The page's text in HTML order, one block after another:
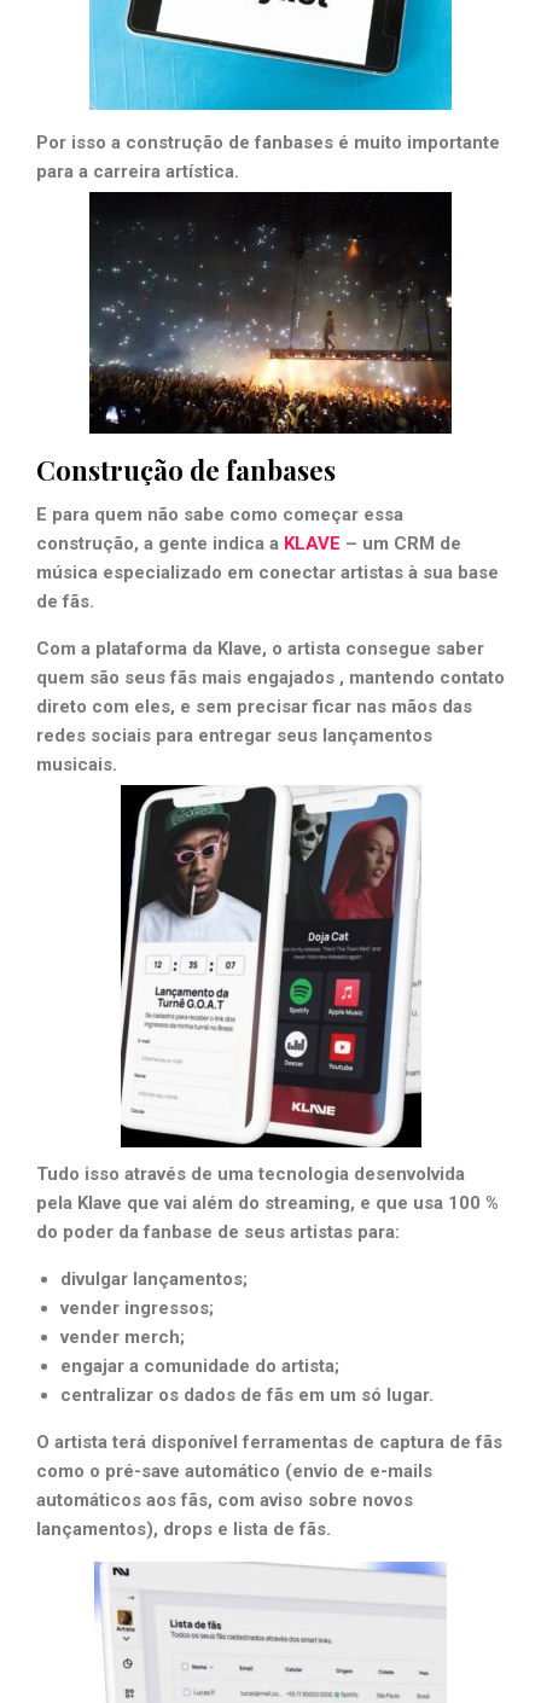
Por isso a construção de fanbases é muito importante
para a carreira artística.
Construção de fanbases
E para quem não sabe como começar essa
construção, a gente indica a KLAVE – um CRM de
música especializado em conectar artistas à sua base
de fãs.
Com a plataforma da Klave, o artista consegue saber
quem são seus fãs mais engajados , mantendo contato
direto com eles, e sem precisar ficar nas mãos das
redes sociais para entregar seus lançamentos
musicais.
Tudo isso através de uma tecnologia desenvolvida
pela Klave que vai além do streaming, e que usa 100 %
do poder da fanbase de seus artistas para:
divulgar lançamentos;
vender ingressos;
vender merch;
engajar a comunidade do artista;
centralizar os dados de fãs em um só lugar.
O artista terá disponível ferramentas de captura de fãs
como o pré-save automático (envio de e-mails
automáticos aos fãs, com aviso sobre novos
lançamentos), drops e lista de fãs.